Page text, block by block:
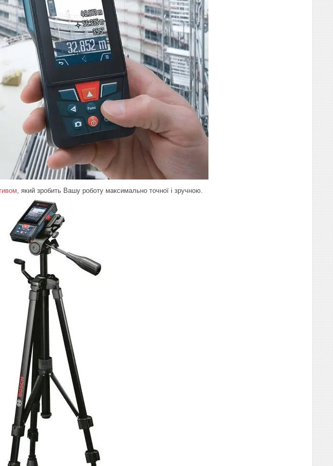
, який зробить Вашу роботу максимально точної і зручною.